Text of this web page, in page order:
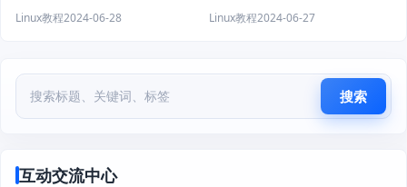
Linux教程2024-06-28 Linux教程2024-06-27
搜索
互动交流中心